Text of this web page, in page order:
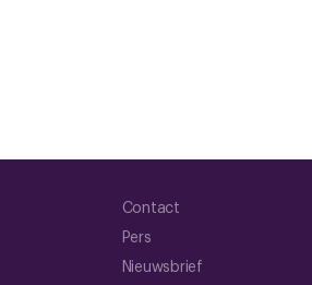
Contact
Pers
Nieuwsbrief